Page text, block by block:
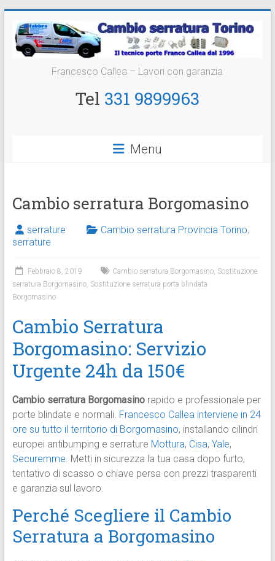
contenuto
Cambio
Serratura
Francesco Callea – Lavori con garanzia
Tel 331 9899963
Menu
Cambio serratura Borgomasino
serrature Cambio serratura Provincia Torino,
serrature
Febbraio 8, 2019 Cambio serratura Borgomasino, Sostituzione
serratura Borgomasino, Sostituzione serratura porta blindata
Borgomasino
Cambio Serratura
Borgomasino: Servizio
Urgente 24h da 150€
Cambio serratura Borgomasinorapido e professionale per
porte blindate e normali. Francesco Callea interviene in 24
ore su tutto il territorio di Borgomasino, installando cilindri
europei antibumping e serrature Mottura, Cisa, Yale,
Securemme. Metti in sicurezza la tua casa dopo furto,
tentativo di scasso o chiave persa con prezzi trasparenti
e garanzia sul lavoro.​
Perché Scegliere il Cambio
Serratura a Borgomasino